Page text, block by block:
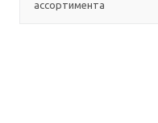
ассортимента